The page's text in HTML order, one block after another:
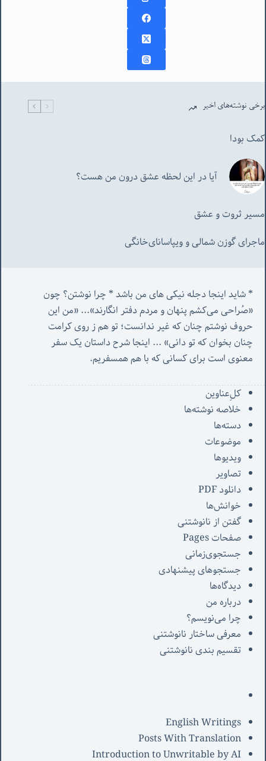
برخی نوشته‌های اخیر
کمک بودا
آیا در این لحظه عشق درون من هست؟
مسیر ثروت و عشق
ماجرای گوزن شمالی و‌ ویپاسانای‌خانگی
«صُراحی می‌کشم پنهان‌ و مردم‌ دفتر انگارند»... «
چنان بخوان که تو دانی» ...
معنوی است برای کسانی که با هم همسفریم.
کل‌ِعناوین
خلاصه نوشته‌ها
دسته‌ها
موضوعات
ویدیوها
تصاویر
دانلود PDF
خوانش‌ها
گفتن از نانوشتنی
صفحات Pages
جستجوی‌زمانی
جستجوهای پیشنهادی
دیدگاه‌ها
درباره من
چرا می‌نویسم؟
معرفی‌ ساختار نانوشتنی
تقسیم بندی نانوشتنی
English Writings
Posts With Translation
Introduction to Unwritable by AI